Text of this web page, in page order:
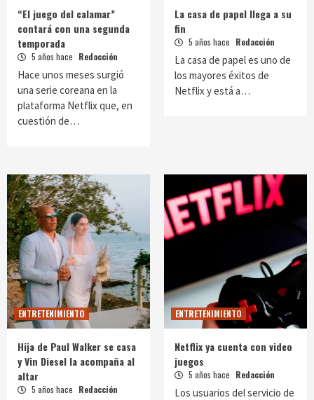
“El juego del calamar”
contará con una segunda
temporada
5 años hace Redacción
Hace unos meses surgió
una serie coreana en la
plataforma Netflix que, en
cuestión de…
La casa de papel llega a su
fin
5 años hace Redacción
La casa de papel es uno de
los mayores éxitos de
Netflix y está a…
ENTRETENIMIENTO
Hija de Paul Walker se casa
y Vin Diesel la acompaña al
altar
5 años hace Redacción
ENTRETENIMIENTO
Netflix ya cuenta con video
juegos
5 años hace Redacción
Los usuarios del servicio de